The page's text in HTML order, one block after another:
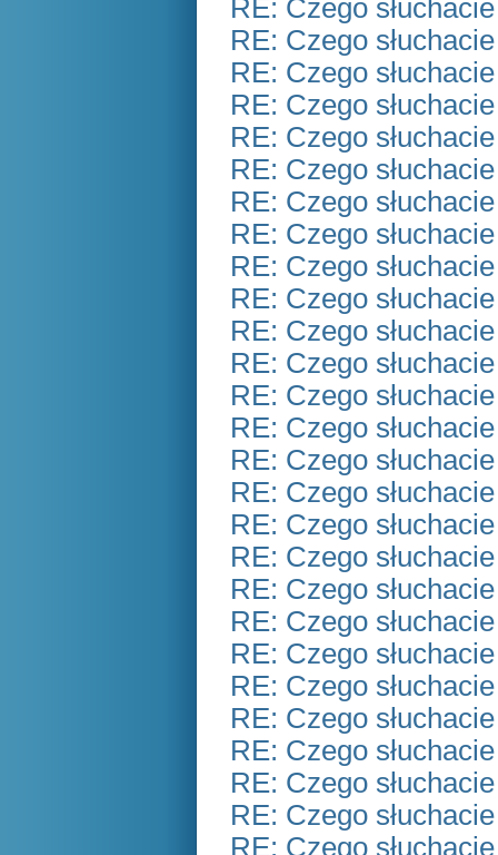
RE: Czego
RE: Czego
RE: Czego
RE: Czego
RE: Czego
RE: Czego
RE: Czego
RE: Czego
RE: Czego
RE: Czego
RE: Czego
RE: Czego
RE: Czego
RE: Czego
RE: Czego
RE: Czego
RE: Czego
RE: Czego
RE: Czego
RE: Czego
RE: Czego
RE: Czego
RE: Czego
RE: Czego
RE: Czego
RE: Czego
RE: Czego